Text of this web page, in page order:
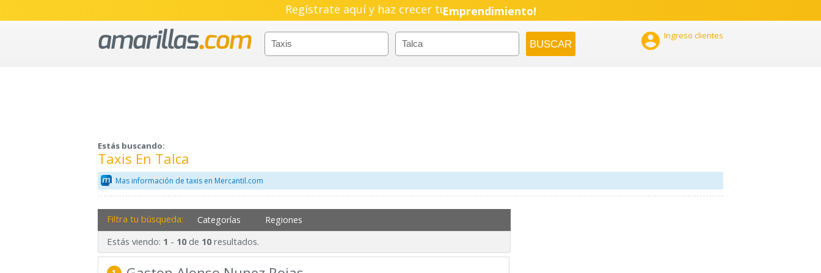
Regístrate aquí y haz crecer tuEmprendimiento!
 Ingreso clientes
Estás buscando:
Taxis En Talca
Mas información de taxis en Mercantil.com
Filtra tu búsqueda: Categorías Regiones
Estás viendo: 1 - 10de 10resultados.